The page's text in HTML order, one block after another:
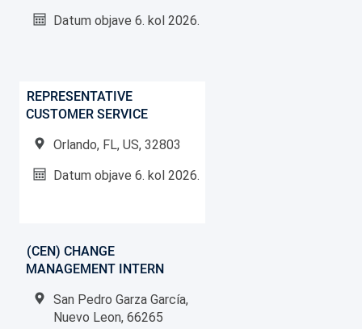
Datum objave 6. kol 2026.
REPRESENTATIVE
CUSTOMER SERVICE
Orlando, FL, US, 32803
Datum objave 6. kol 2026.
(CEN) CHANGE
MANAGEMENT INTERN
San Pedro Garza García,
Nuevo Leon, 66265